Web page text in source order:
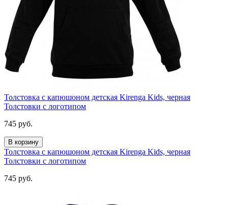
Толстовка с капюшоном детская Kirenga Kids, черная
Толстовки с логотипом
745 руб.
В корзину
Толстовка с капюшоном детская Kirenga Kids, черная
Толстовки с логотипом
745 руб.